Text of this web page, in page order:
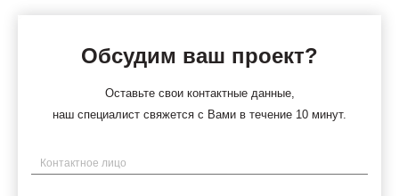
Обсудим ваш проект?
Оставьте свои контактные данные,
наш специалист свяжется с Вами в течение 10 минут.
Имя